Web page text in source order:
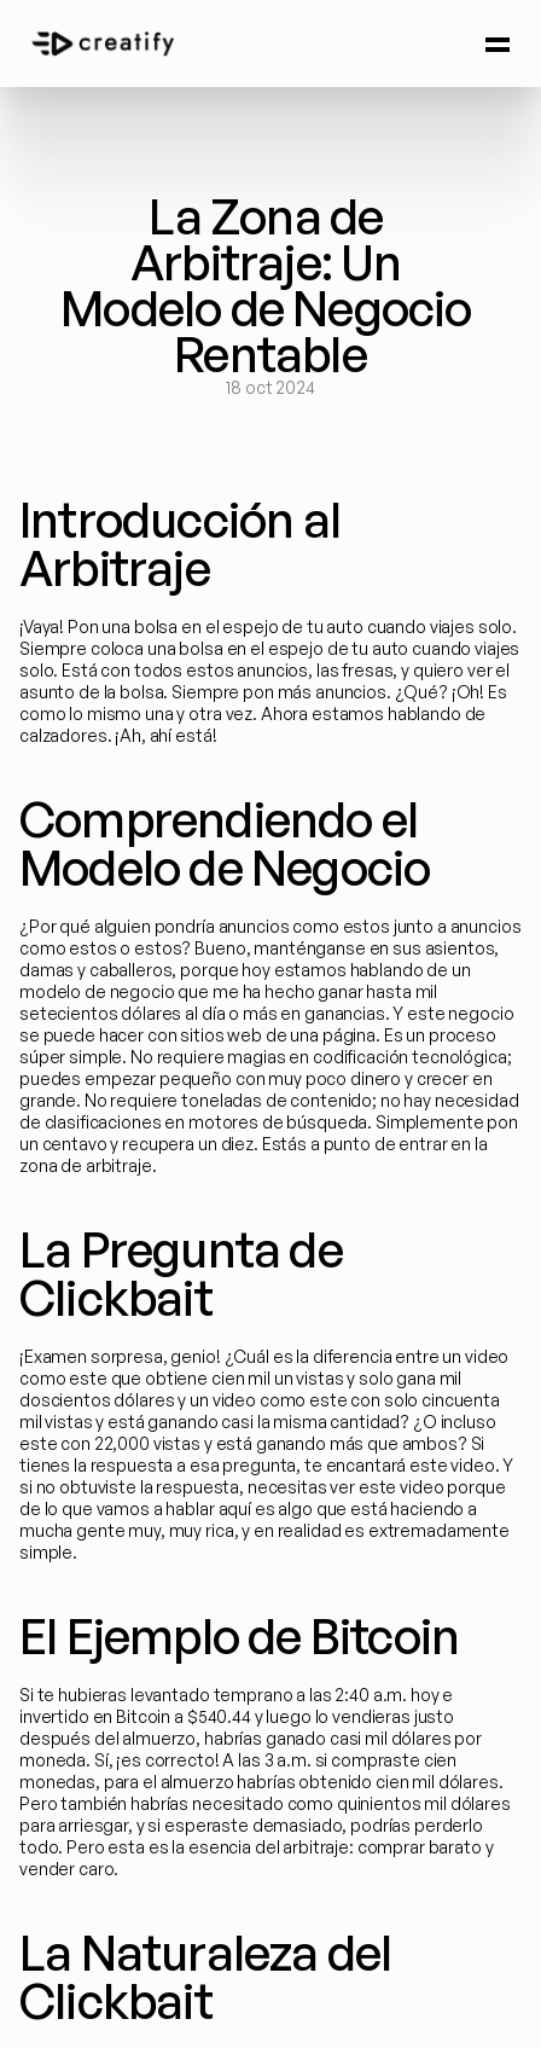
La Zona de
Arbitraje: Un
Modelo de Negocio
Rentable
18 oct 2024
Introducción al
Arbitraje
¡Vaya! Pon una bolsa en el espejo de tu auto cuando viajes solo.
Siempre coloca una bolsa en el espejo de tu auto cuando viajes
solo. Está con todos estos anuncios, las fresas, y quiero ver el
asunto de la bolsa. Siempre pon más anuncios. ¿Qué? ¡Oh! Es
como lo mismo una y otra vez. Ahora estamos hablando de
calzadores. ¡Ah, ahí está!
Comprendiendo el
Modelo de Negocio
¿Por qué alguien pondría anuncios como estos junto a anuncios
como estos o estos? Bueno, manténganse en sus asientos,
damas y caballeros, porque hoy estamos hablando de un
modelo de negocio que me ha hecho ganar hasta mil
setecientos dólares al día o más en ganancias. Y este negocio
se puede hacer con sitios web de una página. Es un proceso
súper simple. No requiere magias en codificación tecnológica;
puedes empezar pequeño con muy poco dinero y crecer en
grande. No requiere toneladas de contenido; no hay necesidad
de clasificaciones en motores de búsqueda. Simplemente pon
un centavo y recupera un diez. Estás a punto de entrar en la
zona de arbitraje.
La Pregunta de
Clickbait
¡Examen sorpresa, genio! ¿Cuál es la diferencia entre un video
como este que obtiene cien mil un vistas y solo gana mil
doscientos dólares y un video como este con solo cincuenta
mil vistas y está ganando casi la misma cantidad? ¿O incluso
este con 22,000 vistas y está ganando más que ambos? Si
tienes la respuesta a esa pregunta, te encantará este video. Y
si no obtuviste la respuesta, necesitas ver este video porque
de lo que vamos a hablar aquí es algo que está haciendo a
mucha gente muy, muy rica, y en realidad es extremadamente
simple.
El Ejemplo de Bitcoin
Si te hubieras levantado temprano a las 2:40 a.m. hoy e
invertido en Bitcoin a $540.44 y luego lo vendieras justo
después del almuerzo, habrías ganado casi mil dólares por
moneda. Sí, ¡es correcto! A las 3 a.m. si compraste cien
monedas, para el almuerzo habrías obtenido cien mil dólares.
Pero también habrías necesitado como quinientos mil dólares
para arriesgar, y si esperaste demasiado, podrías perderlo
todo. Pero esta es la esencia del arbitraje: comprar barato y
vender caro.
La Naturaleza del
Clickbait